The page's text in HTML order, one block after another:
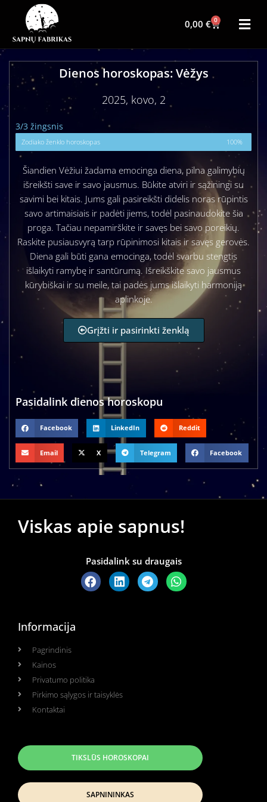
0,00 € 0
Dienos horoskopas: Vėžys
2025, kovo, 2
3/3 žingsnis
Zodiako ženklo horoskopas 100%
Šiandien Vėžiui žadama emocinga diena, pilna galimybių
išreikšti save ir savo jausmus. Būkite atviri ir sąžiningi su
savimi bei kitais. Jums gali pasireikšti didelis noras rūpintis
savo artimaisiais ir padėti jiems, todėl pasinaudokite šia
proga. Tačiau nepamirškite ir savęs bei savo poreikių.
Raskite pusiausvyrą tarp rūpinimosi kitais ir savęs gerovės.
Diena gali būti gana emocinga, todėl svarbu stengtis
išlaikyti ramybę ir santūrumą. Išreikškite savo jausmus
kūrybiškai ir su meile, tai padės jums išlaikyti harmoniją
aplinkoje.
Grįžti ir pasirinkti ženklą
Pasidalink dienos horoskopu
Facebook LinkedIn Reddit
Email X Telegram Facebook
Viskas apie sapnus!
Pasidalink su draugais
Informacija
Pagrindinis
Kainos
Privatumo politika
Pirkimo sąlygos ir taisyklės
Kontaktai
TIKSLŪS HOROSKOPAI
SAPNININKAS